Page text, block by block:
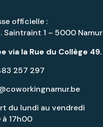
officielle :
Saintraint 1 – 5000 Namur
via la Rue du Collège 49.
257 297
du lundi au vendredi
17h00